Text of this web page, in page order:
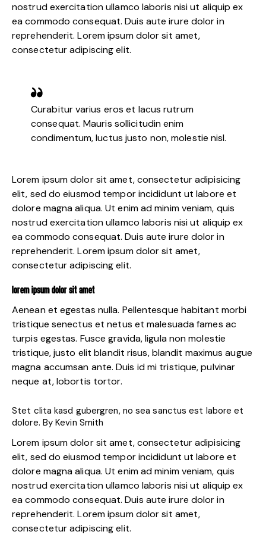
nostrud exercitation ullamco laboris nisi ut aliquip ex
ea commodo consequat. Duis aute irure dolor in
reprehenderit. Lorem ipsum dolor sit amet,
consectetur adipiscing elit.
Curabitur varius eros et lacus rutrum
consequat. Mauris sollicitudin enim
condimentum, luctus justo non, molestie nisl.
Lorem ipsum dolor sit amet, consectetur adipisicing
elit, sed do eiusmod tempor incididunt ut labore et
dolore magna aliqua. Ut enim ad minim veniam, quis
nostrud exercitation ullamco laboris nisi ut aliquip ex
ea commodo consequat. Duis aute irure dolor in
reprehenderit. Lorem ipsum dolor sit amet,
consectetur adipiscing elit.
LOREM IPSUM DOLOR SIT AMET
Aenean et egestas nulla. Pellentesque habitant morbi
tristique senectus et netus et malesuada fames ac
turpis egestas. Fusce gravida, ligula non molestie
tristique, justo elit blandit risus, blandit maximus augue
magna accumsan ante. Duis id mi tristique, pulvinar
neque at, lobortis tortor.
Stet clita kasd gubergren, no sea sanctus est labore et
dolore. ByKevin Smith
Lorem ipsum dolor sit amet, consectetur adipisicing
elit, sed do eiusmod tempor incididunt ut labore et
dolore magna aliqua. Ut enim ad minim veniam, quis
nostrud exercitation ullamco laboris nisi ut aliquip ex
ea commodo consequat. Duis aute irure dolor in
reprehenderit. Lorem ipsum dolor sit amet,
consectetur adipiscing elit.